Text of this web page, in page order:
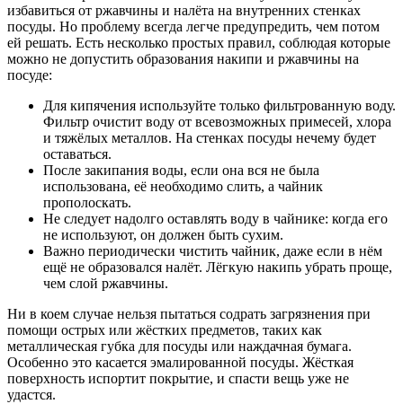
избавиться от ржавчины и налёта на внутренних стенках
посуды. Но проблему всегда легче предупредить, чем потом
ей решать. Есть несколько простых правил, соблюдая которые
можно не допустить образования накипи и ржавчины на
посуде:
Для кипячения используйте только фильтрованную воду.
Фильтр очистит воду от всевозможных примесей, хлора
и тяжёлых металлов. На стенках посуды нечему будет
оставаться.
После закипания воды, если она вся не была
использована, её необходимо слить, а чайник
прополоскать.
Не следует надолго оставлять воду в чайнике: когда его
не используют, он должен быть сухим.
Важно периодически чистить чайник, даже если в нём
ещё не образовался налёт. Лёгкую накипь убрать проще,
чем слой ржавчины.
Ни в коем случае нельзя пытаться содрать загрязнения при
помощи острых или жёстких предметов, таких как
металлическая губка для посуды или наждачная бумага.
Особенно это касается эмалированной посуды. Жёсткая
поверхность испортит покрытие, и спасти вещь уже не
удастся.